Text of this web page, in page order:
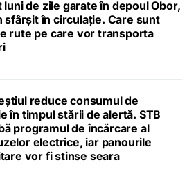
luni de zile garate în depoul Obor,
sfârșit în circulație. Care sunt
rute pe care vor transporta
reduce consumul de
în timpul stării de alertă. STB
programul de încărcare al
electrice, iar panourile
vor fi stinse seara